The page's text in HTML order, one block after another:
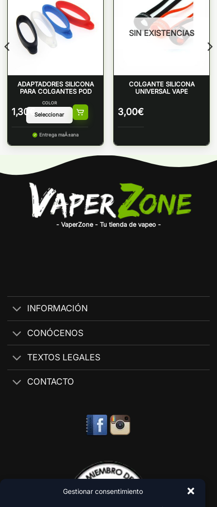
Gestionar consentimiento
ADAPTADORES SILICONA
PARA COLGANTES POD
1,30 €
COLOR
Entrega maÃ±ana
SIN EXISTENCIAS
COLGANTE SILICONA
UNIVERSAL VAPE
3,00€
- VaperZone - Tu tienda de vapeo -
INFORMACIÓN
CONÓCENOS
TEXTOS LEGALES
CONTACTO